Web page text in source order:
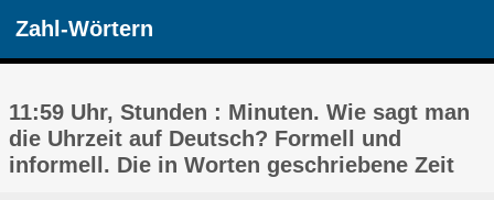
Zahl-Wörtern
11:59 Uhr, Stunden : Minuten. Wie sagt man
die Uhrzeit auf Deutsch? Formell und
informell. Die in Worten geschriebene Zeit